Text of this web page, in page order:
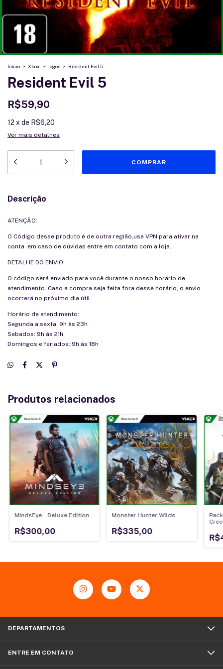
Início > Xbox > Jogos > Resident Evil 5
Resident Evil 5
R$59,90
12 x de R$6,20
Ver mais detalhes
Descrição
ATENÇÃO:
O Código desse produto é de outra região,usa VPN para ativar na
conta em caso de dúvidas entre em contato com a loja.
DETALHE DO ENVIO:
O código será enviado para você durante o nosso horário de
atendimento. Caso a compra seja feita fora desse horário, o envio
ocorrerá no próximo dia útil.
Horário de atendimento:
Segunda a sexta: 9h às 23h
Sabados: 9h às 21h
Domingos e feriados: 9h às 18h
Produtos relacionados
MindsEye - Deluxe Edition
R$300,00
Monster Hunter Wilds
R$335,00
DEPARTAMENTOS
ENTRE EM CONTATO